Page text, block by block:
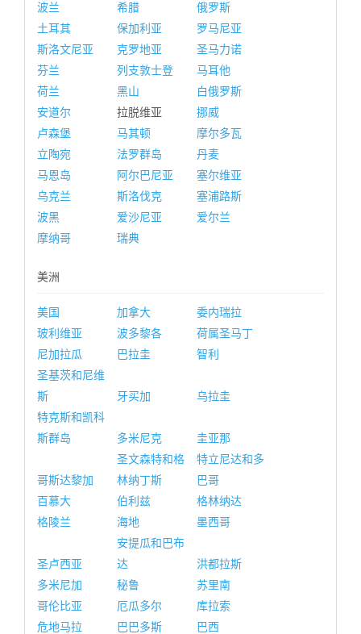
波兰
希腊
俄罗斯
土耳其
保加利亚
罗马尼亚
斯洛文尼亚
克罗地亚
圣马力诺
芬兰
列支敦士登
马耳他
荷兰
黑山
白俄罗斯
安道尔
拉脱维亚
挪威
卢森堡
马其顿
摩尔多瓦
立陶宛
法罗群岛
丹麦
马恩岛
阿尔巴尼亚
塞尔维亚
乌克兰
斯洛伐克
塞浦路斯
波黑
爱沙尼亚
爱尔兰
摩纳哥
瑞典
美洲
美国 加拿大
委内瑞拉
玻利维亚
波多黎各
荷属圣马丁
尼加拉瓜
巴拉圭
智利
圣基茨和尼维
斯
牙买加
乌拉圭
特克斯和凯科
斯群岛
多米尼克 圭亚那
哥斯达黎加
圣文森特和格
林纳丁斯
特立尼达和多
巴哥
百慕大
伯利兹
格林纳达
格陵兰
海地 墨西哥
圣卢西亚
安提瓜和巴布
达
洪都拉斯
多米尼加
秘鲁
苏里南
哥伦比亚
厄瓜多尔
库拉索
危地马拉
巴巴多斯
巴西